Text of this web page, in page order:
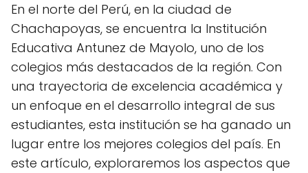
En el norte del Perú, en la ciudad de
Chachapoyas, se encuentra la Institución
Educativa Antunez de Mayolo, uno de los
colegios más destacados de la región. Con
una trayectoria de excelencia académica y
un enfoque en el desarrollo integral de sus
estudiantes, esta institución se ha ganado un
lugar entre los mejores colegios del país. En
este artículo, exploraremos los aspectos que